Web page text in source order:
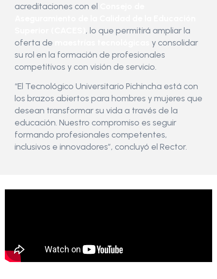
acreditaciones con el
, lo que permitirá ampliar la
oferta de
y consolidar
su rol en la formación de profesionales
competitivos y con visión de servicio.
“El Tecnológico Universitario Pichincha está con
los brazos abiertos para hombres y mujeres que
desean transformar su vida a través de la
educación. Nuestro compromiso es seguir
formando profesionales competentes,
inclusivos e innovadores”, concluyó el Rector.